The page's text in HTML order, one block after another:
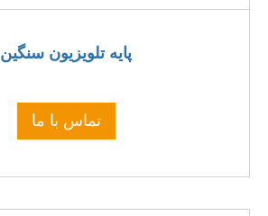
پایه تلویزیون سنگین
تماس با ما